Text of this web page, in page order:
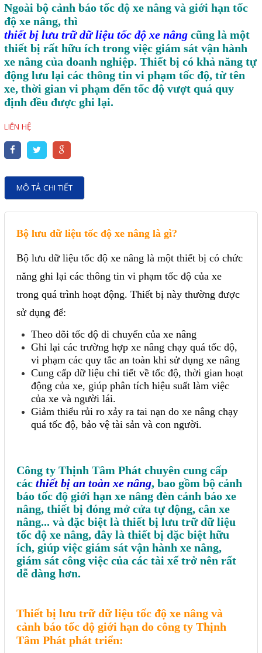
Ngoài bộ cảnh báo tốc độ xe nâng và giới hạn tốc
độ xe nâng, thì
thiết bị lưu trữ dữ liệu tốc độ xe nâng cũng là một
thiết bị rất hữu ích trong việc giám sát vận hành
xe nâng của doanh nghiệp. Thiết bị có khả năng tự
động lưu lại các thông tin vi phạm tốc độ, từ tên
xe, thời gian vi phạm đến tốc độ vượt quá quy
định đều được ghi lại.
LIÊN HỆ
MÔ TẢ CHI TIẾT
Bộ lưu dữ liệu tốc độ xe nâng là gì?
Bộ lưu dữ liệu tốc độ xe nâng là một thiết bị có chức
năng ghi lại các thông tin vi phạm tốc độ của xe
trong quá trình hoạt động. Thiết bị này thường được
sử dụng để:
Theo dõi tốc độ di chuyển của xe nâng
Ghi lại các trường hợp xe nâng chạy quá tốc độ,
vi phạm các quy tắc an toàn khi sử dụng xe nâng
Cung cấp dữ liệu chi tiết về tốc độ, thời gian hoạt
động của xe, giúp phân tích hiệu suất làm việc
của xe và người lái.
Giảm thiểu rủi ro xảy ra tai nạn do xe nâng chạy
quá tốc độ, bảo vệ tài sản và con người.
Công ty Thịnh Tâm Phát chuyên cung cấp
các thiết bị an toàn xe nâng, bao gồm bộ cảnh
báo tốc độ giới hạn xe nâng đèn cảnh báo xe
nâng, thiết bị đóng mở cửa tự động, cân xe
nâng... và đặc biệt là thiết bị lưu trữ dữ liệu
tốc độ xe nâng, đây là thiết bị đặc biệt hữu
ích, giúp việc giám sát vận hành xe nâng,
giám sát công việc của các tài xế trở nên rất
dễ dàng hơn.
Thiết bị lưu trữ dữ liệu tốc độ xe nâng và
cảnh báo tốc độ giới hạn do công ty Thịnh
Tâm Phát phát triển:
Motor Servo / Driver Servo
Cáp lập trình PLC - HMI -
Servo
Cân Điện Tử
Thiết bị thu thập dữ liệu,
truyền và lưu trữ dữ liệu
Thiết bị điều khiển và giám
sát
Thiết bị đo lường - Cảm biến
Bộ điều khiển nhiệt độ
Bộ đếm - Bộ hẹn giờ
Đồng hồ đo đa năng
Phụ kiện lắp tủ điện
Dịch vụ
Thiết kế phần mềm giám sát
và quản lý
Thiết kế tủ điện công nghiệp
Sửa chữa biến tần
Sửa Bộ điều khiển Servo, Bộ
điều khiển motor bước
Sửa chữa bộ nguồn
Sửa motor - Quấn motor
Sửa Cân Điện Tử
Lập trình màn hình HMI
Lập trình hệ thống Scada
Lập trình hệ thống Servo